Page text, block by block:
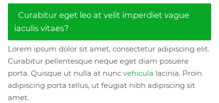
Curabitur eget leo at velit imperdiet vague
iaculis vitaes?
Lorem ipsum dolor sit amet, consectetur adipiscing elit.
Curabitur pellentesque neque eget diam posuere
porta. Quisque ut nulla at nunc vehicula lacinia. Proin
adipiscing porta tellus, ut feugiat nibh adipiscing sit
amet.